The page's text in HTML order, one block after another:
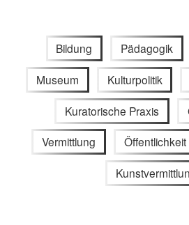
Bildung Pädagogik
Museum Kulturpolitik
Kuratorische Praxis
Vermittlung Öffentlichkeit